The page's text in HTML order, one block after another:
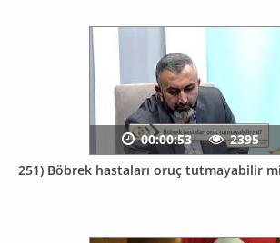
251) Böbrek hastaları oruç tutmayabilir
00:00:53 2395